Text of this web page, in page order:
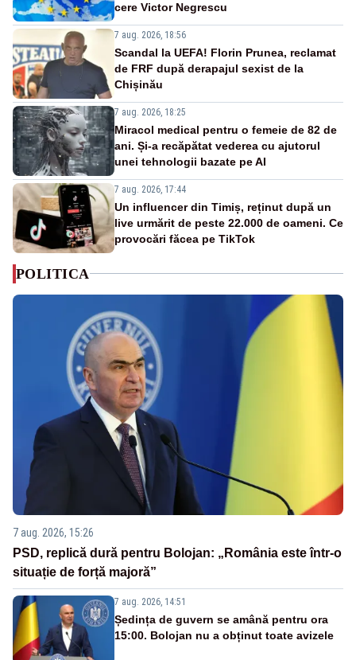
cere Victor Negrescu
7 aug. 2026, 18:56
Scandal la UEFA! Florin Prunea, reclamat
de FRF după derapajul sexist de la
Chișinău
7 aug. 2026, 18:25
Miracol medical pentru o femeie de 82 de
ani. Și-a recăpătat vederea cu ajutorul
unei tehnologii bazate pe AI
7 aug. 2026, 17:44
Un influencer din Timiș, reținut după un
live urmărit de peste 22.000 de oameni. Ce
provocări făcea pe TikTok
POLITICA
7 aug. 2026, 15:26
PSD, replică dură pentru Bolojan: „România este într-o
situație de forță majoră”
7 aug. 2026, 14:51
Ședința de guvern se amână pentru ora
15:00. Bolojan nu a obținut toate avizele